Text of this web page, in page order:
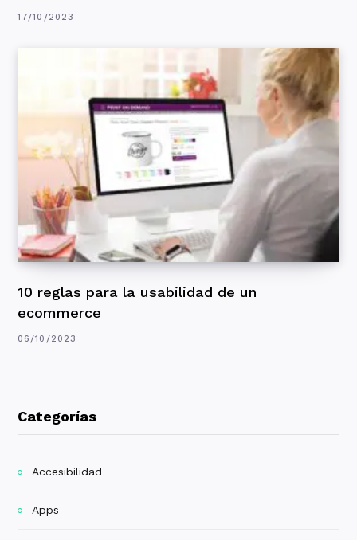
17/10/2023
10 reglas para la usabilidad de un
ecommerce
06/10/2023
Categorías
Accesibilidad
Apps